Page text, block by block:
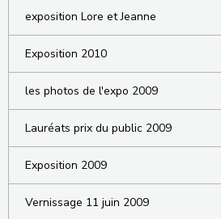
exposition Lore et Jeanne
Exposition 2010
les photos de l'expo 2009
Lauréats prix du public 2009
Exposition 2009
Vernissage 11 juin 2009